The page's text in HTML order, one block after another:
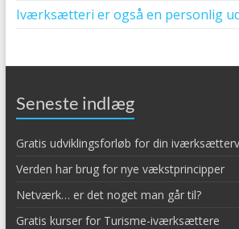
Iværksætteri er også en personlig
Seneste indlæg
Gratis udviklingsforløb for din
Verden har brug for nye vækstprincipper
Netværk… er det noget man går til?
Gratis kurser for Turisme-iværksættere